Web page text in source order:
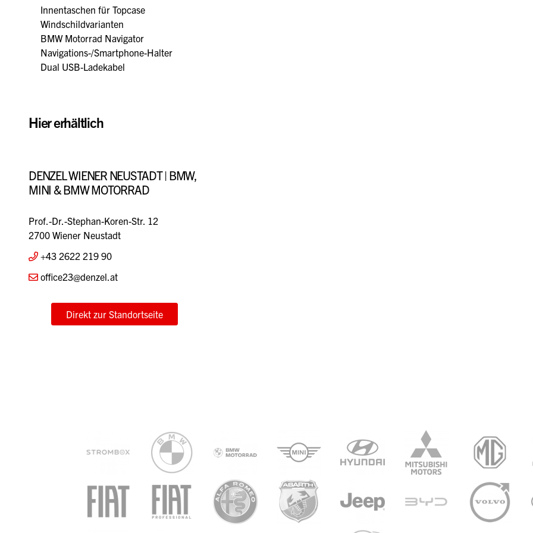
Innentaschen für Topcase
Windschildvarianten
BMW Motorrad Navigator
Navigations-/Smartphone-Halter
Dual USB-Ladekabel
Hier erhältlich
DENZEL WIENER NEUSTADT | BMW,
MINI & BMW MOTORRAD
Prof.-Dr.-Stephan-Koren-Str. 12